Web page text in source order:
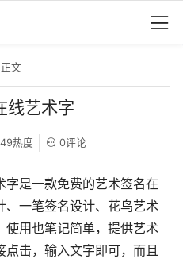
文
线艺术字
热度 0评论
字是一款免费的艺术签名在
、一笔签名设计、花鸟艺术
使用也笔记简单，提供艺术
击，输入文字即可，而且